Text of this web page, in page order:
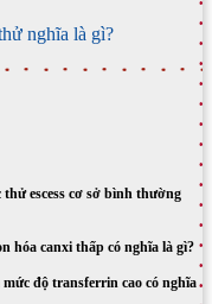
nghĩa là gì?
escess cơ sở bình thường
hóa canxi thấp có nghĩa là gì?
độ transferrin cao có nghĩa